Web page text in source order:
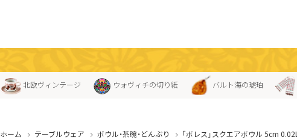
北欧ヴィンテージ ウォヴィチの切り紙 バルト海の琥珀
ホーム テーブルウェア ボウル・茶碗・どんぶり 「ボレス」スクエアボウル 5cm 0.02L